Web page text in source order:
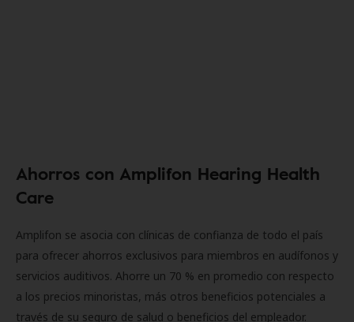
Ahorros con Amplifon Hearing Health
Care
Amplifon se asocia con clínicas de confianza de todo el país
para ofrecer ahorros exclusivos para miembros en audífonos y
servicios auditivos. Ahorre un 70 % en promedio con respecto
a los precios minoristas, más otros beneficios potenciales a
través de su seguro de salud o beneficios del empleador.